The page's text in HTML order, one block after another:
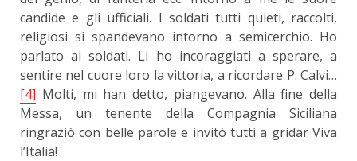
candide e gli ufficiali. I soldati tutti quieti, raccolti,
religiosi si spandevano intorno a semicerchio. Ho
parlato ai soldati. Li ho incoraggiati a sperare, a
sentire nel cuore loro la vittoria, a ricordare P. Calvi…
[4] Molti, mi han detto, piangevano. Alla fine della
Messa, un tenente della Compagnia Siciliana
ringraziò con belle parole e invitò tutti a gridar Viva
l’Italia!